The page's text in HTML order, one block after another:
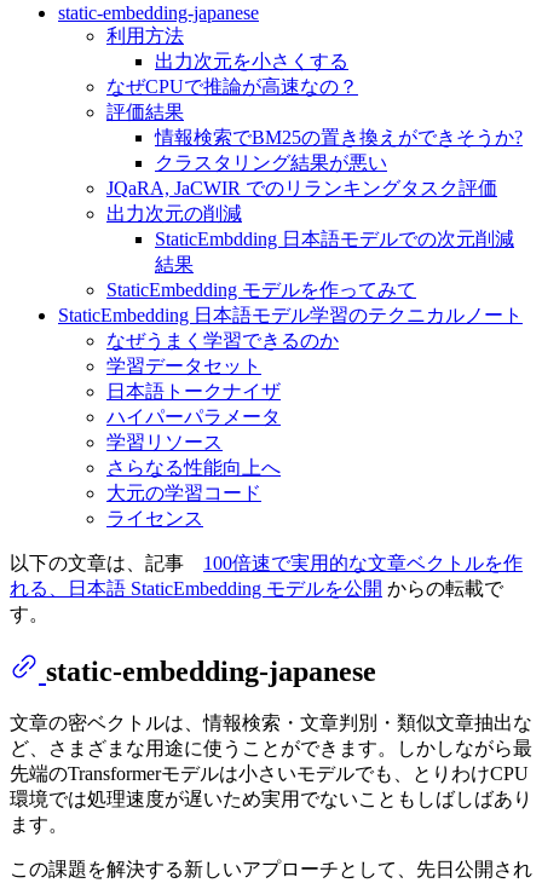
static-embedding-japanese
利用方法
出力次元を小さくする
なぜCPUで推論が高速なの？
評価結果
情報検索でBM25の置き換えができそうか?
クラスタリング結果が悪い
JQaRA, JaCWIR でのリランキングタスク評価
出力次元の削減
StaticEmbdding 日本語モデルでの次元削減
結果
StaticEmbedding モデルを作ってみて
StaticEmbedding 日本語モデル学習のテクニカルノート
なぜうまく学習できるのか
学習データセット
日本語トークナイザ
ハイパーパラメータ
学習リソース
さらなる性能向上へ
大元の学習コード
ライセンス
以下の文章は、記事 100倍速で実用的な文章ベクトルを作
れる、日本語 StaticEmbedding モデルを公開 からの転載で
す。
static-embedding-japanese
文章の密ベクトルは、情報検索・文章判別・類似文章抽出な
ど、さまざまな用途に使うことができます。しかしながら最
先端のTransformerモデルは小さいモデルでも、とりわけCPU
環境では処理速度が遅いため実用でないこともしばしばあり
ます。
この課題を解決する新しいアプローチとして、先日公開され